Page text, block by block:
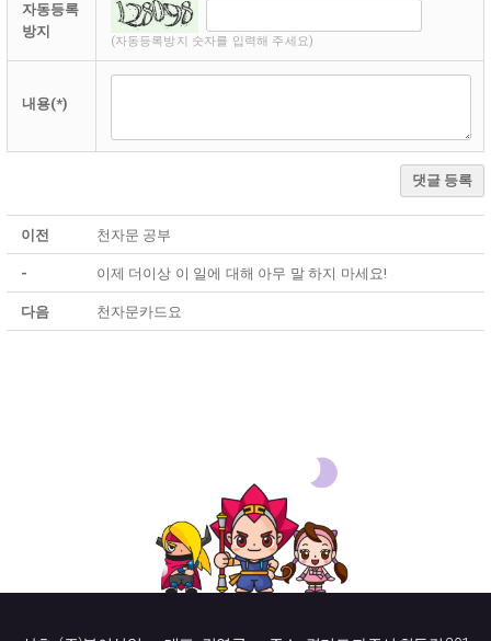
자동등록
방지
(자동등록방지 숫자를 입력해 주세요)
내용(*)
댓글 등록
이전 천자문 공부
- 이제 더이상 이 일에 대해 아무 말 하지 마세요!
다음 천자문카드요